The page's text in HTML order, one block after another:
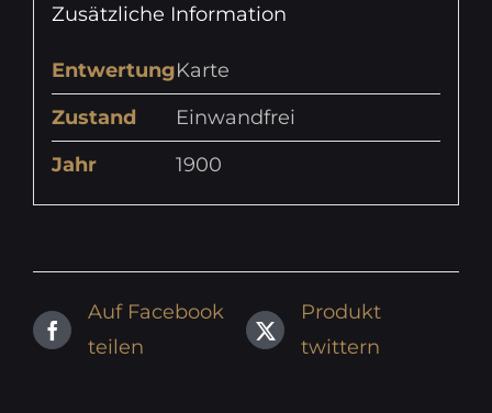
Zusätzliche Information
EntwertungKarte
Zustand
Einwandfrei
Jahr
1900
Auf Facebook
teilen
Produkt
twittern